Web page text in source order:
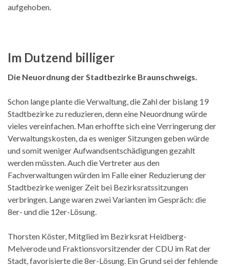
aufgehoben.
Im Dutzend billiger
Die Neuordnung der Stadtbezirke Braunschweigs.
Schon lange plante die Verwaltung, die Zahl der bislang 19
Stadtbezirke zu reduzieren, denn eine Neuordnung würde
vieles vereinfachen. Man erhoffte sich eine Verringerung der
Verwaltungskosten, da es weniger Sitzungen geben würde
und somit weniger Aufwandsentschädigungen gezahlt
werden müssten. Auch die Vertreter aus den
Fachverwaltungen würden im Falle einer Reduzierung der
Stadtbezirke weniger Zeit bei Bezirksratssitzungen
verbringen. Lange waren zwei Varianten im Gespräch: die
8er- und die 12er-Lösung.
Thorsten Köster, Mitglied im Bezirksrat Heidberg-
Melverode und Fraktionsvorsitzender der CDU im Rat der
Stadt, favorisierte die 8er-Lösung. Ein Grund sei der fehlende